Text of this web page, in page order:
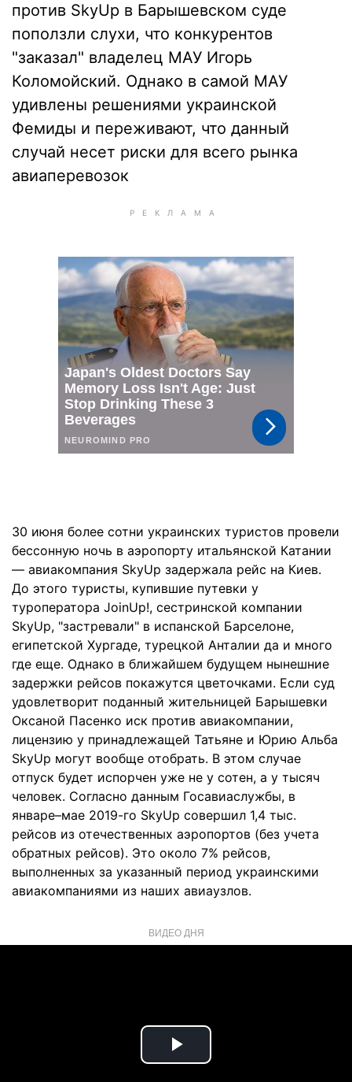
против SkyUp в Барышевском суде
поползли слухи, что конкурентов
"заказал" владелец МАУ Игорь
Коломойский. Однако в самой МАУ
удивлены решениями украинской
Фемиды и переживают, что данный
случай несет риски для всего рынка
авиаперевозок
30 июня более сотни украинских туристов провели
бессонную ночь в аэропорту итальянской Катании
— авиакомпания SkyUp задержала рейс на Киев.
До этого туристы, купившие путевки у
туроператора JoinUp!, сестринской компании
SkyUp, "застревали" в испанской Барселоне,
египетской Хургаде, турецкой Анталии да и много
где еще. Однако в ближайшем будущем нынешние
задержки рейсов покажутся цветочками. Если суд
удовлетворит поданный жительницей Барышевки
Оксаной Пасенко иск против авиакомпании,
лицензию у принадлежащей Татьяне и Юрию Альба
SkyUp могут вообще отобрать. В этом случае
отпуск будет испорчен уже не у сотен, а у тысяч
человек. Согласно данным Госавиаслужбы, в
январе–мае 2019-го SkyUp совершил 1,4 тыс.
рейсов из отечественных аэропортов (без учета
обратных рейсов). Это около 7% рейсов,
выполненных за указанный период украинскими
авиакомпаниями из наших авиаузлов.
ВИДЕО ДНЯ
Play